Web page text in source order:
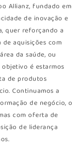
Allianz, fundado em
de inovação e
quer reforçando a
aquisições com
da saúde, ou
é estarmos
de produtos
Continuamos a
de negócio, o
com oferta de
de liderança